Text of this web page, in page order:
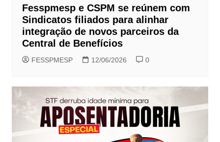
Fesspmesp e CSPM se reúnem com
Sindicatos filiados para alinhar
integração de novos parceiros da
Central de Benefícios
FESSPMESP 12/06/2026 0